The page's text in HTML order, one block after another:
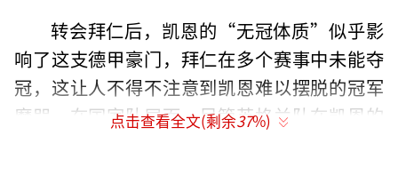
转会拜仁后，凯恩的“无冠体质”似乎影
响了这支德甲豪门，拜仁在多个赛事中未能夺
冠，这让人不得不注意到凯恩难以摆脱的冠军
魔咒。在国家队层面，尽管英格兰队在凯恩的
点击查看全文(剩余37%)